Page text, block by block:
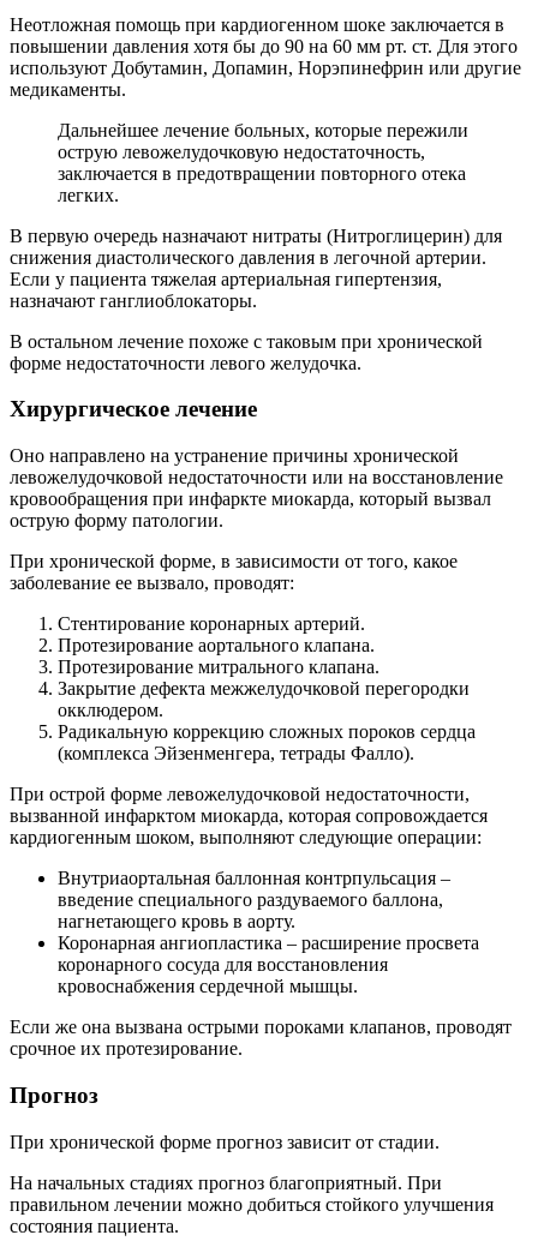
Неотложная помощь при кардиогенном шоке заключается в
повышении давления хотя бы до 90 на 60 мм рт. ст. Для этого
используют Добутамин, Допамин, Норэпинефрин или другие
медикаменты.
Дальнейшее лечение больных, которые пережили
острую левожелудочковую недостаточность,
заключается в предотвращении повторного отека
легких.
В первую очередь назначают нитраты (Нитроглицерин) для
снижения диастолического давления в легочной артерии.
Если у пациента тяжелая артериальная гипертензия,
назначают ганглиоблокаторы.
В остальном лечение похоже с таковым при хронической
форме недостаточности левого желудочка.
Хирургическое лечение
Оно направлено на устранение причины хронической
левожелудочковой недостаточности или на восстановление
кровообращения при инфаркте миокарда, который вызвал
острую форму патологии.
При хронической форме, в зависимости от того, какое
заболевание ее вызвало, проводят:
Стентирование коронарных артерий.
Протезирование аортального клапана.
Протезирование митрального клапана.
Закрытие дефекта межжелудочковой перегородки
окклюдером.
Радикальную коррекцию сложных пороков сердца
(комплекса Эйзенменгера, тетрады Фалло).
При острой форме левожелудочковой недостаточности,
вызванной инфарктом миокарда, которая сопровождается
кардиогенным шоком, выполняют следующие операции:
Внутриаортальная баллонная контрпульсация –
введение специального раздуваемого баллона,
нагнетающего кровь в аорту.
Коронарная ангиопластика – расширение просвета
коронарного сосуда для восстановления
кровоснабжения сердечной мышцы.
Если же она вызвана острыми пороками клапанов, проводят
срочное их протезирование.
Прогноз
При хронической форме прогноз зависит от стадии.
На начальных стадиях прогноз благоприятный. При
правильном лечении можно добиться стойкого улучшения
состояния пациента.